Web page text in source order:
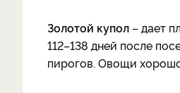
Золотой купол – дает
112–138 дней после
пирогов. Овощи